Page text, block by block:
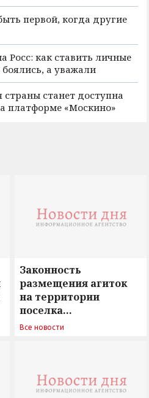
первой, когда другие
как ставить личные
а уважали
станет доступна
платформе «Москино»
Законность
размещения агиток
на территории
поселка
Новосергиевка
Все новости